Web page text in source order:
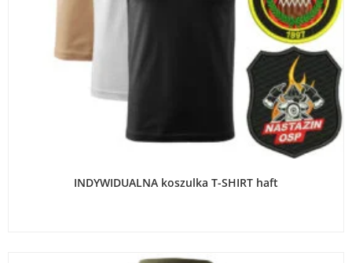
INDYWIDUALNA koszulka T-SHIRT haft